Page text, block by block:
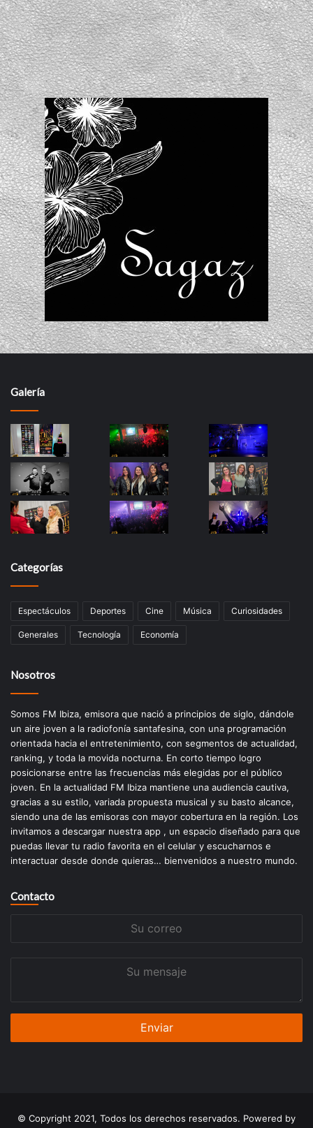
Galería
Categorías
Espectáculos Deportes Cine Música Curiosidades
Generales Tecnología Economía
Nosotros
Somos FM Ibiza, emisora que nació a principios de siglo, dándole
un aire joven a la radiofonía santafesina, con una programación
orientada hacia el entretenimiento, con segmentos de actualidad,
ranking, y toda la movida nocturna. En corto tiempo logro
posicionarse entre las frecuencias más elegidas por el público
joven. En la actualidad FM Ibiza mantiene una audiencia cautiva,
gracias a su estilo, variada propuesta musical y su basto alcance,
siendo una de las emisoras con mayor cobertura en la región. Los
invitamos a descargar nuestra app , un espacio diseñado para que
puedas llevar tu radio favorita en el celular y escucharnos e
interactuar desde donde quieras… bienvenidos a nuestro mundo.
Contacto
© Copyright 2021, Todos los derechos reservados. Powered by